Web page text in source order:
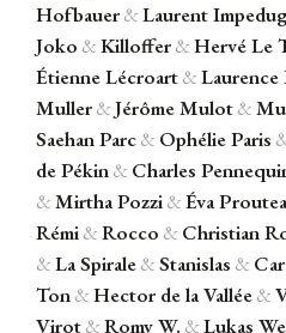
Hofbauer&Laurent
Joko &Killoffer&Hervé Le
Étienne Lécroart&Laurence
Muller&Jérôme Mulot&
Saehan Parc& Ophélie Paris
de Pékin& Charles
&Mirtha Pozzi&Éva
Rémi&Rocco & Christian
&La Spirale&Stanislas &
Ton&Hector de la Vallée&
Virot&Romy W. &Lukas